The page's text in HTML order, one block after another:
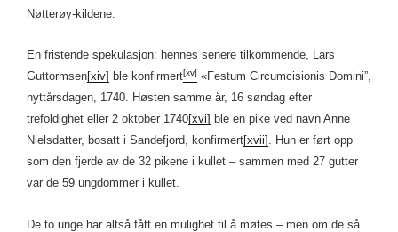
Nøtterøy-kildene.
En fristende spekulasjon: hennes senere tilkommende, Lars
Guttormsen[xiv] ble konfirmert[xv] «Festum Circumcisionis Domini”,
nyttårsdagen, 1740. Høsten samme år, 16 søndag efter
trefoldighet eller 2 oktober 1740[xvi] ble en pike ved navn Anne
Nielsdatter, bosatt i Sandefjord, konfirmert[xvii] . Hun er ført opp
som den fjerde av de 32 pikene i kullet – sammen med 27 gutter
var de 59 ungdommer i kullet.
De to unge har altså fått en mulighet til å møtes – men om de så